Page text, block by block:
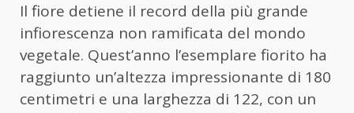
Il fiore detiene il record della più grande
infiorescenza non ramificata del mondo
vegetale. Quest’anno l’esemplare fiorito ha
raggiunto un’altezza impressionante di 180
centimetri e una larghezza di 122, con un